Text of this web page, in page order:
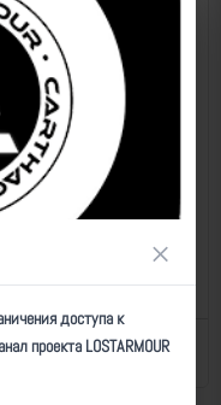
10.11.2025 16:10
×
доступа к
проекта LOSTARMOUR